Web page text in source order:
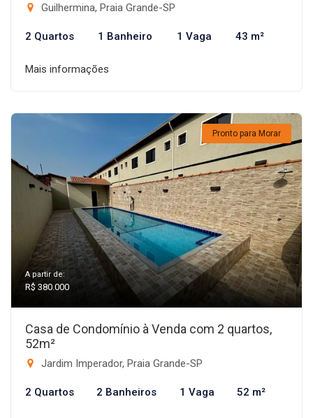
Guilhermina, Praia Grande-SP
2 Quartos 1 Banheiro 1 Vaga 43 m²
Mais informações
Pronto para Morar
A partir de:
R$ 380.000
Casa de Condomínio à Venda com 2 quartos,
52m²
Jardim Imperador, Praia Grande-SP
2 Quartos 2 Banheiros 1 Vaga 52 m²